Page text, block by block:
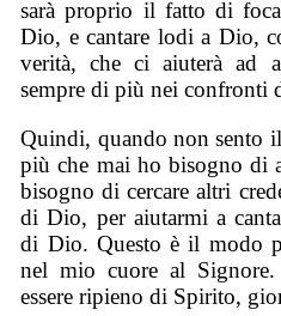
sarà proprio il fatto di
Dio, e cantare lodi a Dio,
verità, che ci aiuterà ad
sempre di più nei confronti
Quindi, quando non sento
più che mai ho bisogno di
bisogno di cercare altri
di Dio, per aiutarmi a
di Dio. Questo è il modo
nel mio cuore al
essere ripieno di Spirito,